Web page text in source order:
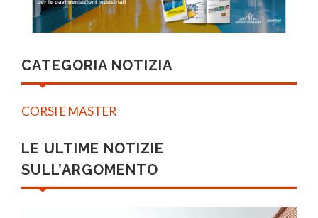
CATEGORIA NOTIZIA
CORSI E MASTER
LE ULTIME NOTIZIE
SULL’ARGOMENTO